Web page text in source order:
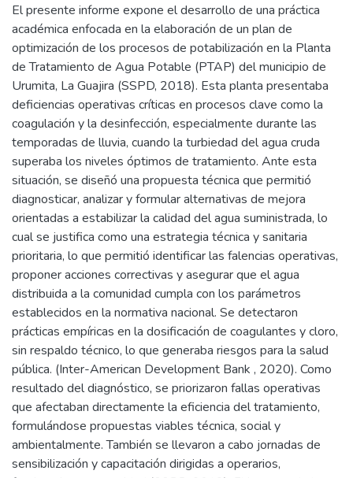
El presente informe expone el desarrollo de una práctica
académica enfocada en la elaboración de un plan de
optimización de los procesos de potabilización en la Planta
de Tratamiento de Agua Potable (PTAP) del municipio de
Urumita, La Guajira (SSPD, 2018). Esta planta presentaba
deficiencias operativas críticas en procesos clave como la
coagulación y la desinfección, especialmente durante las
temporadas de lluvia, cuando la turbiedad del agua cruda
superaba los niveles óptimos de tratamiento. Ante esta
situación, se diseñó una propuesta técnica que permitió
diagnosticar, analizar y formular alternativas de mejora
orientadas a estabilizar la calidad del agua suministrada, lo
cual se justifica como una estrategia técnica y sanitaria
prioritaria, lo que permitió identificar las falencias operativas,
proponer acciones correctivas y asegurar que el agua
distribuida a la comunidad cumpla con los parámetros
establecidos en la normativa nacional. Se detectaron
prácticas empíricas en la dosificación de coagulantes y cloro,
sin respaldo técnico, lo que generaba riesgos para la salud
pública. (Inter-American Development Bank , 2020). Como
resultado del diagnóstico, se priorizaron fallas operativas
que afectaban directamente la eficiencia del tratamiento,
formulándose propuestas viables técnica, social y
ambientalmente. También se llevaron a cabo jornadas de
sensibilización y capacitación dirigidas a operarios,